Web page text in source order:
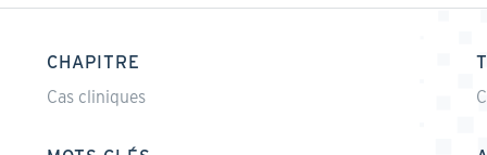
CHAPITRE
Cas cliniques